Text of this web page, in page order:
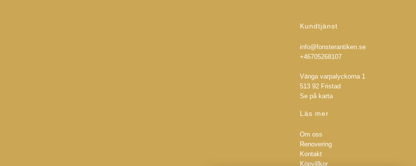
Kundtjänst
info@fonsterantiken.se
+46705268107
Vänga varpalyckorna 1
513 92 Fristad
Se på karta
Läs mer
Om oss
Renovering
Kontakt
Köpvillkor